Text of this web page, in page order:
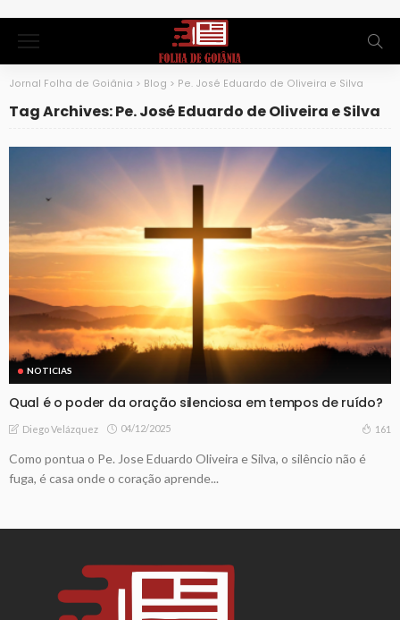
Jornal Folha de Goiânia > Blog > Pe. José Eduardo de Oliveira e Silva
Tag Archives: Pe. José Eduardo de Oliveira e Silva
NOTICIAS
Qual é o poder da oração silenciosa em tempos de ruído?
Diego Velázquez 04/12/2025 161
Como pontua o Pe. Jose Eduardo Oliveira e Silva, o silêncio não é
fuga, é casa onde o coração aprende...